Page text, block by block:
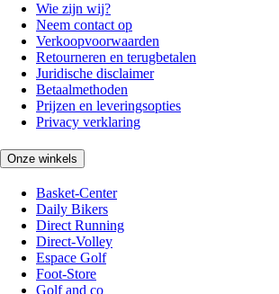
Wie zijn wij?
Neem contact op
Verkoopvoorwaarden
Retourneren en terugbetalen
Juridische disclaimer
Betaalmethoden
Prijzen en leveringsopties
Privacy verklaring
Onze winkels
Basket-Center
Daily Bikers
Direct Running
Direct-Volley
Espace Golf
Foot-Store
Golf and co